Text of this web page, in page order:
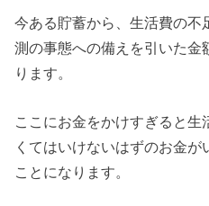
今ある貯蓄から、生活費の不
測の事態への備えを引いた金
ります。
ここにお金をかけすぎると生
くてはいけないはずのお金
ことになります。